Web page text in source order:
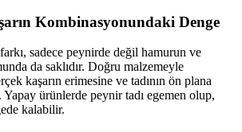
Kombinasyonundaki Denge
sadece peynirde değil hamurun ve
da saklıdır. Doğru malzemeyle
kaşarın erimesine ve tadının ön plana
Yapay ürünlerde peynir tadı egemen olup,
kalabilir.